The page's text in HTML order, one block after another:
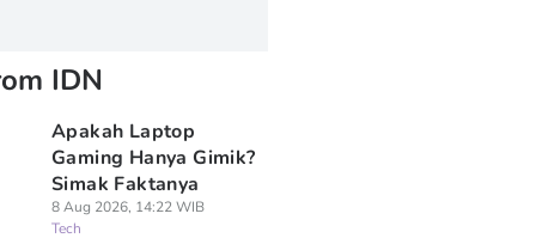
IDN
Apakah Laptop
Gaming Hanya Gimik?
Simak Faktanya
8 Aug 2026, 14:22 WIB
Tech